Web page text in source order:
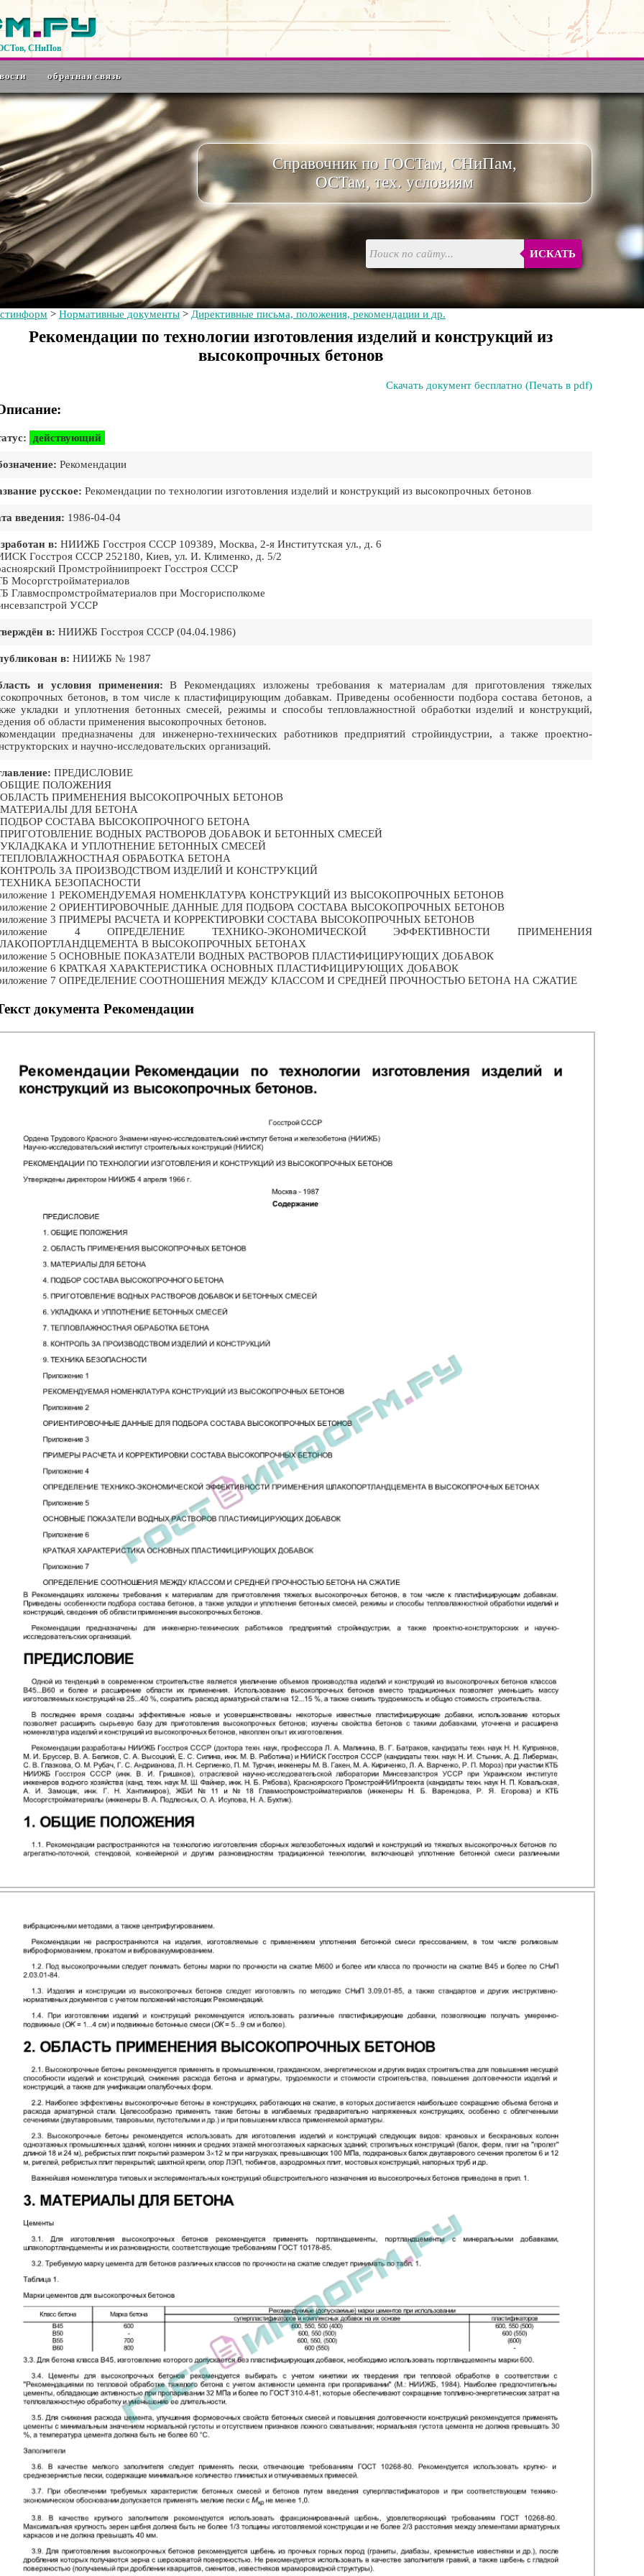
СНиПов
обратная связь
Справочник по ГОСТам, СНиПам,
ОСТам, тех. условиям
ИСКАТЬ
> Нормативные документы > Директивные письма, положения, рекомендации и др.
Рекомендации по технологии изготовления изделий и конструкций из
высокопрочных бетонов
Скачать документ бесплатно (Печать в pdf)
действующий
Рекомендации
русское: Рекомендации по технологии изготовления изделий и конструкций из высокопрочных бетонов
введения: 1986-04-04
в: НИИЖБ Госстроя СССР 109389, Москва, 2-я Институтская ул., д. 6
Госстроя СССР 252180, Киев, ул. И. Клименко, д. 5/2
Промстройниипроект Госстроя СССР
Мосоргстройматериалов
Главмоспромстройматериалов при Мосгорисполкоме
УССР
в: НИИЖБ Госстроя СССР (04.04.1986)
в: НИИЖБ № 1987
и условия применения: В Рекомендациях изложены требования к материалам для приготовления тяжелых
бетонов, в том числе к пластифицирующим добавкам. Приведены особенности подбора состава бетонов, а
укладки и уплотнения бетонных смесей, режимы и способы тепловлажностной обработки изделий и конструкций,
об области применения высокопрочных бетонов.
предназначены для инженерно-технических работников предприятий стройиндустрии, а также проектно-
и научно-исследовательских организаций.
ПРЕДИСЛОВИЕ
ОБЩИЕ ПОЛОЖЕНИЯ
ОБЛАСТЬ ПРИМЕНЕНИЯ ВЫСОКОПРОЧНЫХ БЕТОНОВ
МАТЕРИАЛЫ ДЛЯ БЕТОНА
ПОДБОР СОСТАВА ВЫСОКОПРОЧНОГО БЕТОНА
ПРИГОТОВЛЕНИЕ ВОДНЫХ РАСТВОРОВ ДОБАВОК И БЕТОННЫХ СМЕСЕЙ
УКЛАДКАКА И УПЛОТНЕНИЕ БЕТОННЫХ СМЕСЕЙ
ТЕПЛОВЛАЖНОСТНАЯ ОБРАБОТКА БЕТОНА
КОНТРОЛЬ ЗА ПРОИЗВОДСТВОМ ИЗДЕЛИЙ И КОНСТРУКЦИЙ
ТЕХНИКА БЕЗОПАСНОСТИ
1 РЕКОМЕНДУЕМАЯ НОМЕНКЛАТУРА КОНСТРУКЦИЙ ИЗ ВЫСОКОПРОЧНЫХ БЕТОНОВ
2 ОРИЕНТИРОВОЧНЫЕ ДАННЫЕ ДЛЯ ПОДБОРА СОСТАВА ВЫСОКОПРОЧНЫХ БЕТОНОВ
3 ПРИМЕРЫ РАСЧЕТА И КОРРЕКТИРОВКИ СОСТАВА ВЫСОКОПРОЧНЫХ БЕТОНОВ
4 ОПРЕДЕЛЕНИЕ ТЕХНИКО-ЭКОНОМИЧЕСКОЙ ЭФФЕКТИВНОСТИ ПРИМЕНЕНИЯ
В ВЫСОКОПРОЧНЫХ БЕТОНАХ
5 ОСНОВНЫЕ ПОКАЗАТЕЛИ ВОДНЫХ РАСТВОРОВ ПЛАСТИФИЦИРУЮЩИХ ДОБАВОК
6 КРАТКАЯ ХАРАКТЕРИСТИКА ОСНОВНЫХ ПЛАСТИФИЦИРУЮЩИХ ДОБАВОК
7 ОПРЕДЕЛЕНИЕ СООТНОШЕНИЯ МЕЖДУ КЛАССОМ И СРЕДНЕЙ ПРОЧНОСТЬЮ БЕТОНА НА СЖАТИЕ
документа Рекомендации